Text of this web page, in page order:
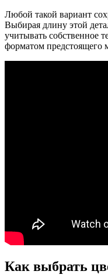
Любой такой вариант
Выбирая длину этой
учитывать собственное
форматом предстоящего
Как выбрать